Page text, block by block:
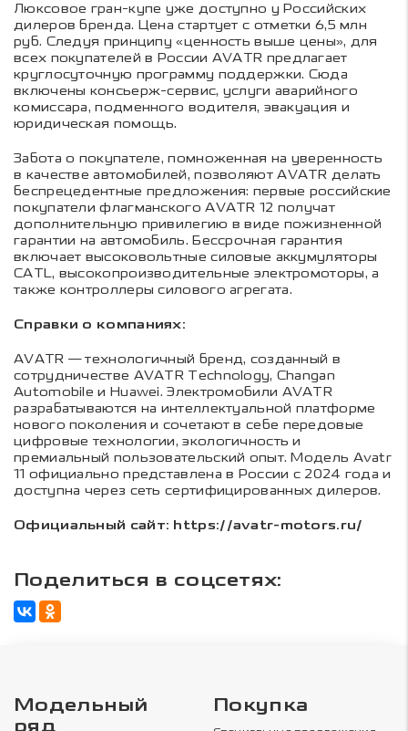
Люксовое гран-купе уже доступно у Российских
дилеров бренда. Цена стартует с отметки 6,5 млн
руб. Следуя принципу «ценность выше цены», для
всех покупателей в России AVATR предлагает
круглосуточную программу поддержки. Сюда
включены консьерж-сервис, услуги аварийного
комиссара, подменного водителя, эвакуация и
юридическая помощь.
Забота о покупателе, помноженная на уверенность
в качестве автомобилей, позволяют AVATR делать
беспрецедентные предложения: первые российские
покупатели флагманского AVATR 12 получат
дополнительную привилегию в виде пожизненной
гарантии на автомобиль. Бессрочная гарантия
включает высоковольтные силовые аккумуляторы
CATL, высокопроизводительные электромоторы, а
также контроллеры силового агрегата.
Справки о компаниях:
AVATR — технологичный бренд, созданный в
сотрудничестве AVATR Technology, Changan
Automobile и Huawei. Электромобили AVATR
разрабатываются на интеллектуальной платформе
нового поколения и сочетают в себе передовые
цифровые технологии, экологичность и
премиальный пользовательский опыт. Модель Avatr
11 официально представлена в России с 2024 года и
доступна через сеть сертифицированных дилеров.
Официальный сайт: https://avatr-motors.ru/
Поделиться в соцсетях:
Модельный
Покупка